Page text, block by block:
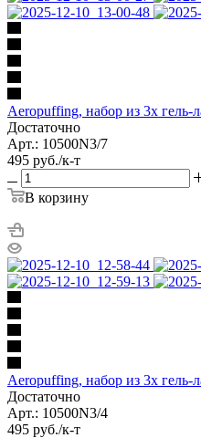
Aeropuffing, набор из 3х гель-
Достаточно
Арт.: 10500N3/7
495 руб./к-т
В корзину
Aeropuffing, набор из 3х гель-
Достаточно
Арт.: 10500N3/4
495 руб./к-т